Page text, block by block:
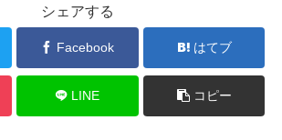
シェアする
Facebook はてブ
LINE コピー